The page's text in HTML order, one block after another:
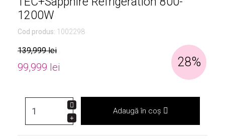
1200W
Cod produs: 1002298
139,999 lei
99,999 lei 28%
Adaugă în coș